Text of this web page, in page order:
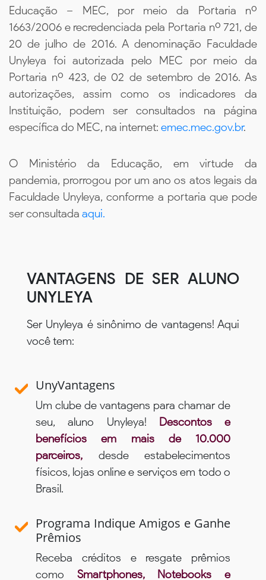
Educação – MEC, por meio da Portaria nº
1663/2006 e recredenciada pela Portaria nº 721, de
20 de julho de 2016. A denominação Faculdade
Unyleya foi autorizada pelo MEC por meio da
Portaria nº 423, de 02 de setembro de 2016. As
autorizações, assim como os indicadores da
Instituição, podem ser consultados na página
específica do MEC, na internet: emec.mec.gov.br.
O Ministério da Educação, em virtude da
pandemia, prorrogou por um ano os atos legais da
Faculdade Unyleya, conforme a portaria que pode
ser consultada aqui.
VANTAGENS DE SER ALUNO
UNYLEYA
Ser Unyleya é sinônimo de vantagens! Aqui
você tem:
UnyVantagens
Um clube de vantagens para chamar de
seu, aluno Unyleya! Descontos e
benefícios em mais de 10.000
parceiros, desde estabelecimentos
físicos, lojas online e serviços em todo o
Brasil.
Programa Indique Amigos e Ganhe
Prêmios
Receba créditos e resgate prêmios
como Smartphones, Notebooks e